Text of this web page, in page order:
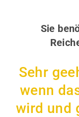
Sie
Sehr
wenn
wird und